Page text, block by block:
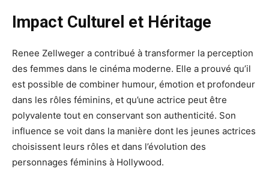
Impact Culturel et Héritage
Renee Zellweger a contribué à transformer la perception
des femmes dans le cinéma moderne. Elle a prouvé qu’il
est possible de combiner humour, émotion et profondeur
dans les rôles féminins, et qu’une actrice peut être
polyvalente tout en conservant son authenticité. Son
influence se voit dans la manière dont les jeunes actrices
choisissent leurs rôles et dans l’évolution des
personnages féminins à Hollywood.